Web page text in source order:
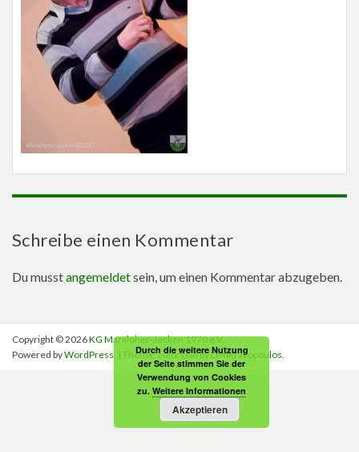
Schreibe einen Kommentar
Du musstangemeldetsein, um einen Kommentar abzugeben.
Copyright © 2026KG Marxloher-Jecken 1970 e.V..
Powered byWordPress . | Theme: colorskin by Dimitrakopoulos
Durch die weitere Nutzung
der Seite stimmen Sie der
Verwendung von Cookies
zu. Weitere Informationen
Akzeptieren